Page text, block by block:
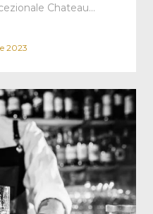
Chateau…
2023